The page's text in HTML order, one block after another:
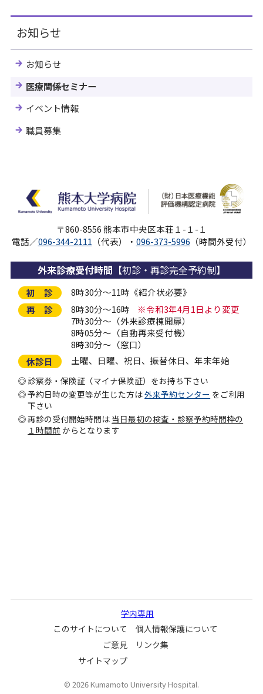
お知らせ
お知らせ
医療関係セミナー
イベント情報
職員募集
〒860-8556 熊本市中央区本荘１-１-１
電話／096-344-2111 （代表）・ 096-373-5996 （時間外受付）
外来診療受付時間 【初診・再診完全予約制】
初 診
8時30分～11時《紹介状必要》
再 診
8時30分～16時
※令和3年4月1日より変更
7時30分～（外来診療棟開扉）
8時05分～（自動再来受付機）
8時30分～（窓口）
休診日
土曜、日曜、祝日、振替休日、年末年始
診察券・保険証（マイナ保険証）をお持ち下さい
予約日時の変更等が生じた方は外来予約センター をご利用
下さい
再診の受付開始時間は 当日最初の検査・診察予約時間枠の
１時間前 からとなります
学内専用
このサイトについて
個人情報保護について
ご意見
リンク集
サイトマップ
© 2026Kumamoto University Hospital.